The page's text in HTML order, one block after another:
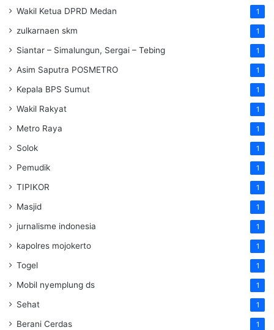
Wakil Ketua DPRD Medan 1
zulkarnaen skm 1
Siantar – Simalungun, Sergai – Tebing 1
Asim Saputra POSMETRO 1
Kepala BPS Sumut 1
Wakil Rakyat 1
Metro Raya 1
Solok 1
Pemudik 1
TIPIKOR 1
Masjid 1
jurnalisme indonesia 1
kapolres mojokerto 1
Togel 1
Mobil nyemplung ds 1
Sehat 1
Berani Cerdas 1